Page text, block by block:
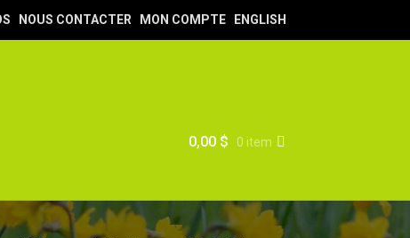
NOUS CONTACTER MON COMPTE ENGLISH
0,00 $ 0 item